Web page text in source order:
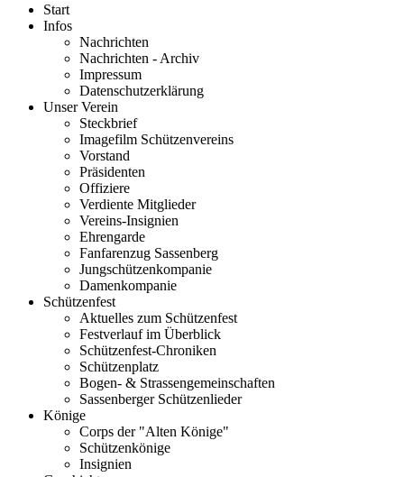
Start
Infos
Nachrichten
Nachrichten - Archiv
Impressum
Datenschutzerklärung
Unser Verein
Steckbrief
Imagefilm Schützenvereins
Vorstand
Präsidenten
Offiziere
Verdiente Mitglieder
Vereins-Insignien
Ehrengarde
Fanfarenzug Sassenberg
Jungschützenkompanie
Damenkompanie
Schützenfest
Aktuelles zum Schützenfest
Festverlauf im Überblick
Schützenfest-Chroniken
Schützenplatz
Bogen- & Strassengemeinschaften
Sassenberger Schützenlieder
Könige
Corps der "Alten Könige"
Schützenkönige
Insignien